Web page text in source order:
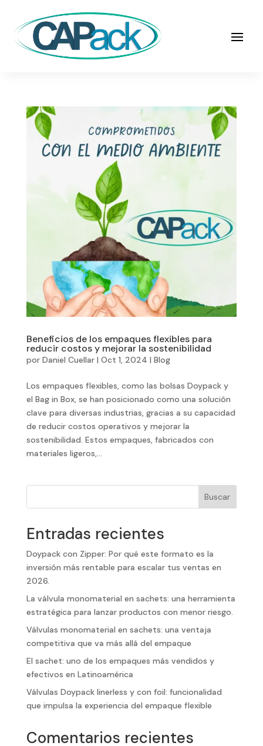
Beneficios de los empaques flexibles para
reducir costos y mejorar la sostenibilidad
por Daniel Cuellar| Oct 1, 2024 | Blog
Los empaques flexibles, como las bolsas Doypack y
el Bag in Box, se han posicionado como una solución
clave para diversas industrias, gracias a su capacidad
de reducir costos operativos y mejorar la
sostenibilidad. Estos empaques, fabricados con
materiales ligeros,...
Buscar
Entradas recientes
Doypack con Zipper: Por qué este formato es la
inversión más rentable para escalar tus ventas en
2026.
La válvula monomaterial en sachets: una herramienta
estratégica para lanzar productos con menor riesgo.
Válvulas monomaterial en sachets: una ventaja
competitiva que va más allá del empaque
El sachet: uno de los empaques más vendidos y
efectivos en Latinoamérica
Válvulas Doypack linerless y con foil: funcionalidad
que impulsa la experiencia del empaque flexible
Comentarios recientes